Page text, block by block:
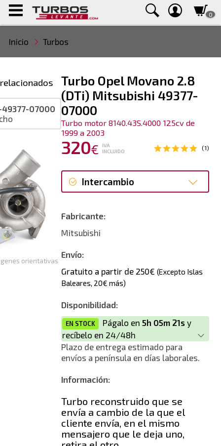
0
Inicio Turbos
Turbo Opel Movano 2.8
(DTi) Mitsubishi 49377-
07000
Turbo motor 8140.43S.4000 125cv de
1999 a 2003
320€
IVA
INCLUIDO
(1)
Intercambio
Reconstrucción
Fabricante:
Mitsubishi
Envío:
Gratuito a partir de 250€ (Excepto Islas
Baleares, 20€ más)
Disponibilidad:
EN STOCK Págalo en 5h 05m 21s y
recíbelo en 24/48h
Plazo de entrega estimado para
envíos a península en días laborales.
Información:
Turbo reconstruido que se
envía a cambio de la que el
cliente envía, en el mismo
mensajero que le deja uno,
orientativas
49377-07000